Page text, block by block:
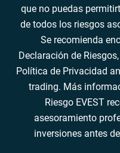
que no puedas
de todos los riesgos
Se recomienda
Declaración de
Política de Privacidad
trading. Más
Riesgo EVEST
asesoramiento
inversiones antes